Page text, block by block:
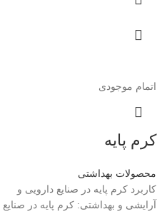
اتمام موجودی
کرم پایه
محصولات بهداشتی
کاربرد کرم پایه در صنایع دارویی و
آرایشی و بهداشتی: کرم پایه در صنایع